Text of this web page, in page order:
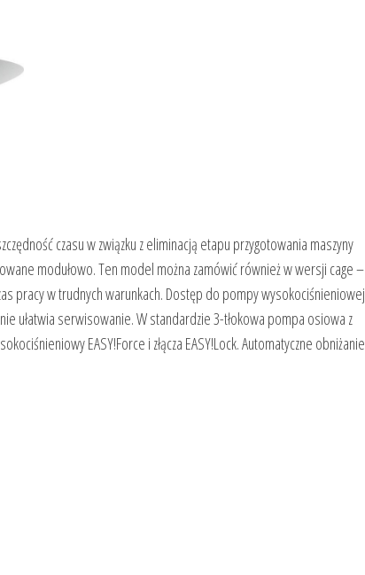
czasu w związku z eliminacją etapu przygotowania maszyny
modułowo. Ten model można zamówić również w wersji cage –
pracy w trudnych warunkach. Dostęp do pompy wysokociśnieniowej
ułatwia serwisowanie. W standardzie 3-tłokowa pompa osiowa z
EASY!Force i złącza EASY!Lock. Automatyczne obniżanie